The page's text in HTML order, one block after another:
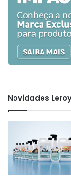
Novidades